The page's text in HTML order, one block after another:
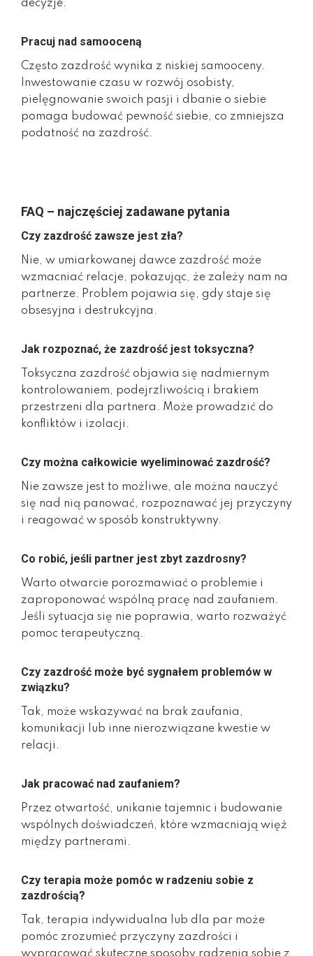
decyzje.
Pracuj nad samooceną
Często zazdrość wynika z niskiej samooceny.
Inwestowanie czasu w rozwój osobisty,
pielęgnowanie swoich pasji i dbanie o siebie
pomaga budować pewność siebie, co zmniejsza
podatność na zazdrość.
FAQ – najczęściej zadawane pytania
Czy zazdrość zawsze jest zła?
Nie, w umiarkowanej dawce zazdrość może
wzmacniać relacje, pokazując, że zależy nam na
partnerze. Problem pojawia się, gdy staje się
obsesyjna i destrukcyjna.
Jak rozpoznać, że zazdrość jest toksyczna?
Toksyczna zazdrość objawia się nadmiernym
kontrolowaniem, podejrzliwością i brakiem
przestrzeni dla partnera. Może prowadzić do
konfliktów i izolacji.
Czy można całkowicie wyeliminować zazdrość?
Nie zawsze jest to możliwe, ale można nauczyć
się nad nią panować, rozpoznawać jej przyczyny
i reagować w sposób konstruktywny.
Co robić, jeśli partner jest zbyt zazdrosny?
Warto otwarcie porozmawiać o problemie i
zaproponować wspólną pracę nad zaufaniem.
Jeśli sytuacja się nie poprawia, warto rozważyć
pomoc terapeutyczną.
Czy zazdrość może być sygnałem problemów w
związku?
Tak, może wskazywać na brak zaufania,
komunikacji lub inne nierozwiązane kwestie w
relacji.
Jak pracować nad zaufaniem?
Przez otwartość, unikanie tajemnic i budowanie
wspólnych doświadczeń, które wzmacniają więź
między partnerami.
Czy terapia może pomóc w radzeniu sobie z
zazdrością?
Tak, terapia indywidualna lub dla par może
pomóc zrozumieć przyczyny zazdrości i